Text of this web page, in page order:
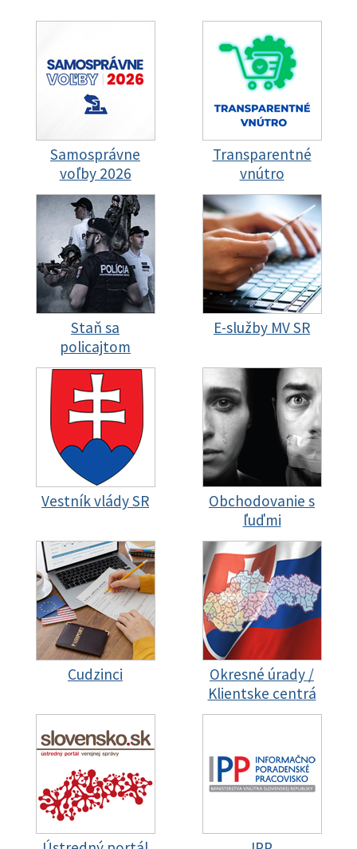
Samosprávne
voľby 2026
Transparentné
vnútro
Staň sa
policajtom
E-služby MV SR
Vestník vlády SR
Obchodovanie s
ľuďmi
Cudzinci
Okresné úrady /
Klientske centrá